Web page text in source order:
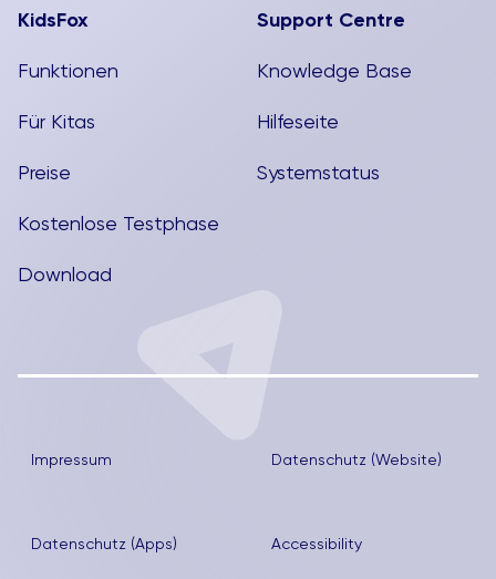
KidsFox
Funktionen
Für Kitas
Preise
Kostenlose Testphase
Download
Support Centre
Knowledge Base
Hilfeseite
Systemstatus
Impressum Datenschutz (Website)
Datenschutz (Apps) Accessibility